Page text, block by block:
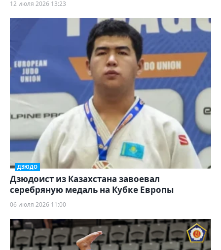
12 июля 2026 13:23
ДЗЮДО
Дзюдоист из Казахстана завоевал
серебряную медаль на Кубке Европы
06 июля 2026 11:00